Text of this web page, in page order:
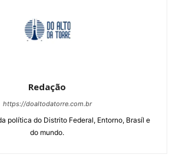
Redação
https://doaltodatorre.com.br
política do Distrito Federal, Entorno, Brasíl e
do mundo.